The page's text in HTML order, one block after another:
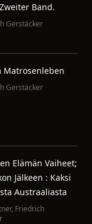
Band.
Gerstäcker
Matrosenleben
Gerstäcker
Elämän Vaiheet;
Jälkeen : Kaksi
Austraaliasta
, Friedrich